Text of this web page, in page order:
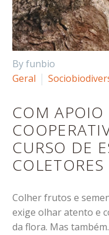
By funbio
Geral
COM APOIO
CURSO DE
Colher frutos e
exige olhar atento e
da flora. Mas